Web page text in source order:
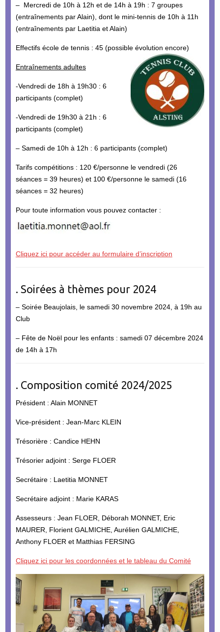
– Mercredi de 10h à 12h et de 14h à 19h : 7 groupes
(entraînements par Alain), dont le mini-tennis de 10h à 11h
(entraînements par Laetitia et Alain)
Effectifs école de tennis : 45 (possible évolution encore)
Entraînements adultes
-Vendredi de 18h à 19h30 : 6
participants (complet)
-Vendredi de 19h30 à 21h : 6
participants (complet)
– Samedi de 10h à 12h : 6 participants (complet)
Tarifs compétitions : 120 €/personne le vendredi (26
séances = 39 heures) et 100 €/personne le samedi (16
séances = 32 heures)
Pour toute information vous pouvez contacter :
Cliquez ici pour accéder au formulaire d’inscription
. Soirées à thèmes pour 2024
– Soirée Beaujolais, le samedi 30 novembre 2024, à 19h au
Club
– Fête de Noël pour les enfants : samedi 07 décembre 2024
de 14h à 17h
. Composition comité 2024/2025
Président : Alain MONNET
Vice-président : Jean-Marc KLEIN
Trésorière : Candice HEHN
Trésorier adjoint : Serge FLOER
Secrétaire : Laetitia MONNET
Secrétaire adjoint : Marie KARAS
Assesseurs : Jean FLOER, Déborah MONNET, Eric
MAURER, Florient GALMICHE, Aurélien GALMICHE,
Anthony FLOER et Matthias FERSING
Cliquez ici pour les coordonnées et le tableau du Comité